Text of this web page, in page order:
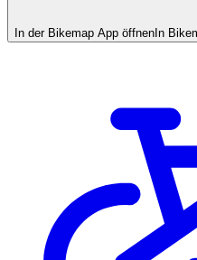
In der Bikemap App öffnen In